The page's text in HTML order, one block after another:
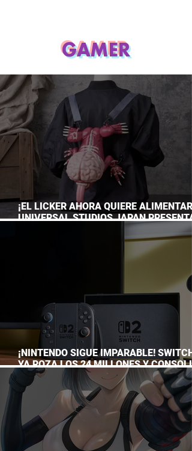
GAMER
¡EL LICKER AHORA QUIERE
UNIVERSAL STUDIOS JAPAN PRESENTA
SU TERRORÍFICA COLECCIÓN DE
¡NINTENDO SIGUE IMPARABLE! SWITCH
YA ROZA LOS 24 MILLONES Y
EL DOMINIO DE LA GRAN N